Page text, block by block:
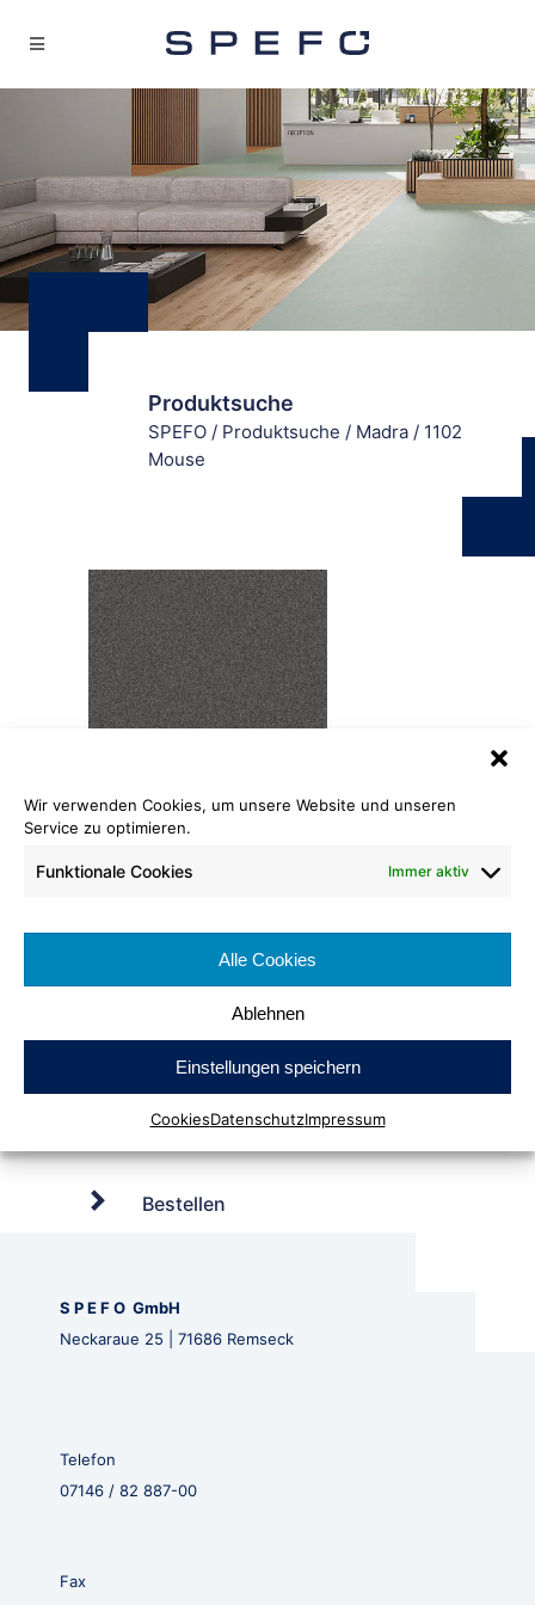
Wir verwenden Cookies, um unsere Website und unseren
Service zu optimieren.
Funktionale Cookies Immer aktiv
Alle Cookies
Ablehnen
Einstellungen speichern
CookiesDatenschutzImpressum
Produktsuche
SPEFO / Produktsuche / Madra / 1102
Mouse
Brennverhalten: Cfl-s1
Bestellen
Madra
S P E F O GmbH
Neckaraue 25 | 71686 Remseck
Telefon
07146 / 82 887-00
Fax